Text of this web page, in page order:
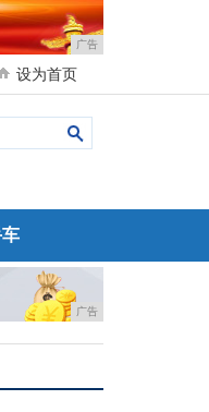
广告
设为首页
广告